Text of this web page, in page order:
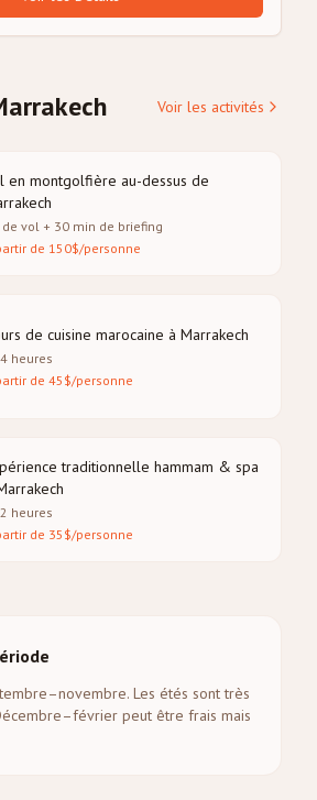
Voir les activités
en montgolfière au-dessus de
de vol + 30 min de briefing
de 150$/personne
de cuisine marocaine à Marrakech
heures
de 45$/personne
traditionnelle hammam & spa
heures
de 35$/personne
Les étés sont très
peut être frais mais